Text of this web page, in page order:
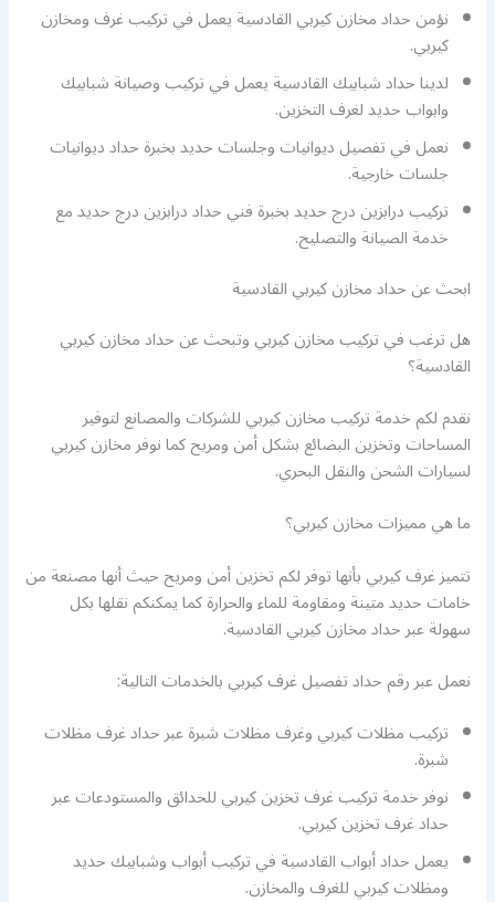
نؤمن حداد مخازن كيربي القادسية يعمل في تركيب غرف ومخازن
كيربي.
لدينا حداد شبابيك القادسية يعمل في تركيب وصيانة شبابيك
وابواب حديد لغرف التخزين.
نعمل في تفصيل ديوانيات وجلسات حديد بخبرة حداد ديوانيات
جلسات خارجية.
تركيب درابزين درج حديد بخبرة فني حداد درابزين درج حديد مع
خدمة الصيانة والتصليح.
ابحث عن حداد مخازن كيربي القادسية
هل ترغب في تركيب مخازن كيربي وتبحث عن حداد مخازن كيربي
القادسية؟
نقدم لكم خدمة تركيب مخازن كيربي للشركات والمصانع لتوفير
المساحات وتخزين البضائع بشكل أمن ومريح كما نوفر مخازن كيربي
لسيارات الشحن والنقل البحري.
ما هي مميزات مخازن كيربي؟
تتميز غرف كيربي بأنها توفر لكم تخزين أمن ومريح حيث أنها مصنعة من
خامات حديد متينة ومقاومة للماء والحرارة كما يمكنكم نقلها بكل
سهولة عبر حداد مخازن كيربي القادسية.
نعمل عبر رقم حداد تفصيل غرف كيربي بالخدمات التالية:
تركيب مظلات كيربي وغرف مظلات شبرة عبر حداد غرف مظلات
شبرة.
نوفر خدمة تركيب غرف تخزين كيربي للحدائق والمستودعات عبر
حداد غرف تخزين كيربي.
يعمل حداد أبواب القادسية في تركيب أبواب وشبابيك حديد
ومظلات كيربي للغرف والمخازن.